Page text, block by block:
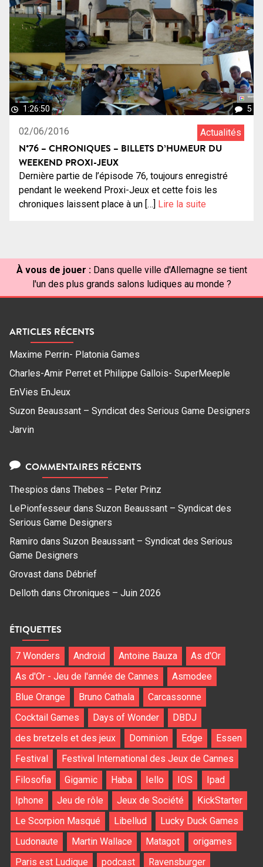
1:26:50 5
02/06/2016 Actualités
N°76 – CHRONIQUES – BILLETS D’HUMEUR DU
WEEKEND PROXI-JEUX
Dernière partie de l’épisode 76, toujours enregistré
pendant le weekend Proxi-Jeux et cette fois les
chroniques laissent place à un […] Lire la suite
À vous de jouer : Dans quelle ville d'Allemagne se tient
l'un des plus grands salons ludiques au monde ?
ARTICLES RÉCENTS
Maxime Perrin- Platonia Games
Charles-Amir Perret et Philippe Gallois- SuperMeeple
EnVies EnJeux
Suzon Beaussant – Syndicat des Serious Game Designers
Jarvin
COMMENTAIRES RÉCENTS
Thespios dans Thebes – Peter Prinz
LePionfesseur dans Suzon Beaussant – Syndicat des
Serious Game Designers
Ramiro dans Suzon Beaussant – Syndicat des Serious
Game Designers
Grovast dans Débrief
Delloth dans Chroniques – Juin 2026
ÉTIQUETTES
7 Wonders Android Antoine Bauza
As d'Or
As d'Or - Jeu de l'année de Cannes
Asmodee
Blue Orange
Bruno Cathala
Carcassonne
Cocktail Games
Days of Wonder
DBDJ
des bretzels et des jeux
Dominion Edge
Essen
Festival
Festival International des Jeux de Cannes
Filosofia
Gigamic Haba Iello IOS
Ipad
Iphone
Jeu de rôle Jeux de Société
KickStarter
Le Scorpion Masqué
Libellud
Lucky Duck Games
Ludonaute
Martin Wallace Matagot
origames
Paris est Ludique
podcast Ravensburger